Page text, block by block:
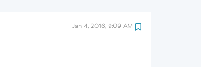
Jan 4, 2016, 9:09 AM